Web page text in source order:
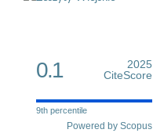
0.1
2025
CiteScore
9th percentile
Powered by Scopus